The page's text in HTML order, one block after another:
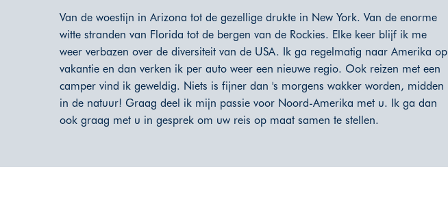
Van de woestijn in Arizona tot de gezellige drukte in New York. Van de enorme
witte stranden van Florida tot de bergen van de Rockies. Elke keer blijf ik me
weer verbazen over de diversiteit van de USA. Ik ga regelmatig naar Amerika op
vakantie en dan verken ik per auto weer een nieuwe regio. Ook reizen met een
camper vind ik geweldig. Niets is fijner dan 's morgens wakker worden, midden
in de natuur! Graag deel ik mijn passie voor Noord-Amerika met u. Ik ga dan
ook graag met u in gesprek om uw reis op maat samen te stellen.